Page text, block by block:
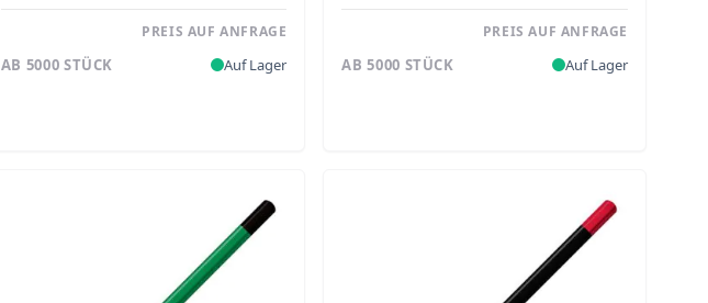
PREIS AUF ANFRAGE
AB 5000 STÜCK Auf Lager
PREIS AUF ANFRAGE
AB 5000 STÜCK Auf Lager